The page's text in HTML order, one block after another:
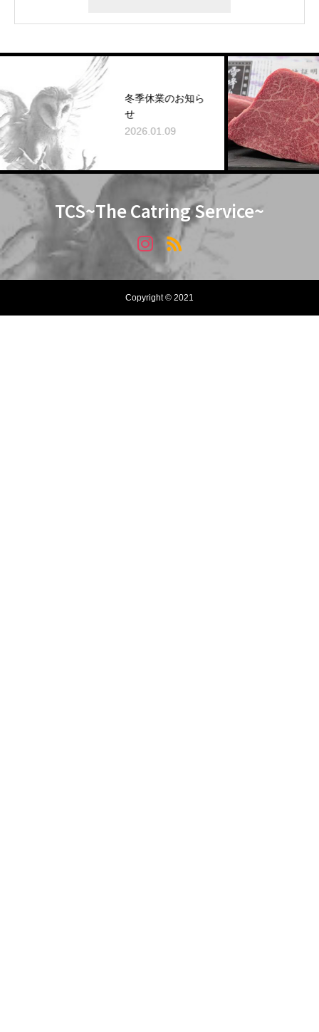
冬季休業のお知ら
せ
2026.01.09
TCS~The Catring Service~
Copyright © 2021